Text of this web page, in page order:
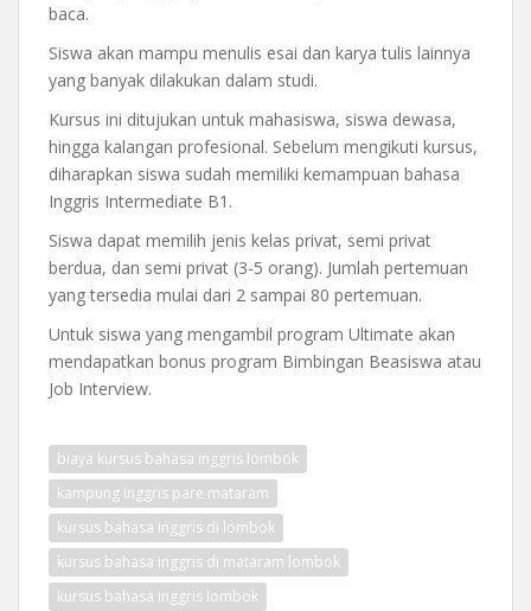
baca.
Siswa akan mampu menulis esai dan karya tulis lainnya
yang banyak dilakukan dalam studi.
Kursus ini ditujukan untuk mahasiswa, siswa dewasa,
hingga kalangan profesional. Sebelum mengikuti kursus,
diharapkan siswa sudah memiliki kemampuan bahasa
Inggris Intermediate B1.
Siswa dapat memilih jenis kelas privat, semi privat
berdua, dan semi privat (3-5 orang). Jumlah pertemuan
yang tersedia mulai dari 2 sampai 80 pertemuan.
Untuk siswa yang mengambil program Ultimate akan
mendapatkan bonus program Bimbingan Beasiswa atau
Job Interview.
biaya kursus bahasa inggris lombok
kampung inggris pare mataram
kursus bahasa inggris di lombok
kursus bahasa inggris di mataram lombok
kursus bahasa inggris lombok